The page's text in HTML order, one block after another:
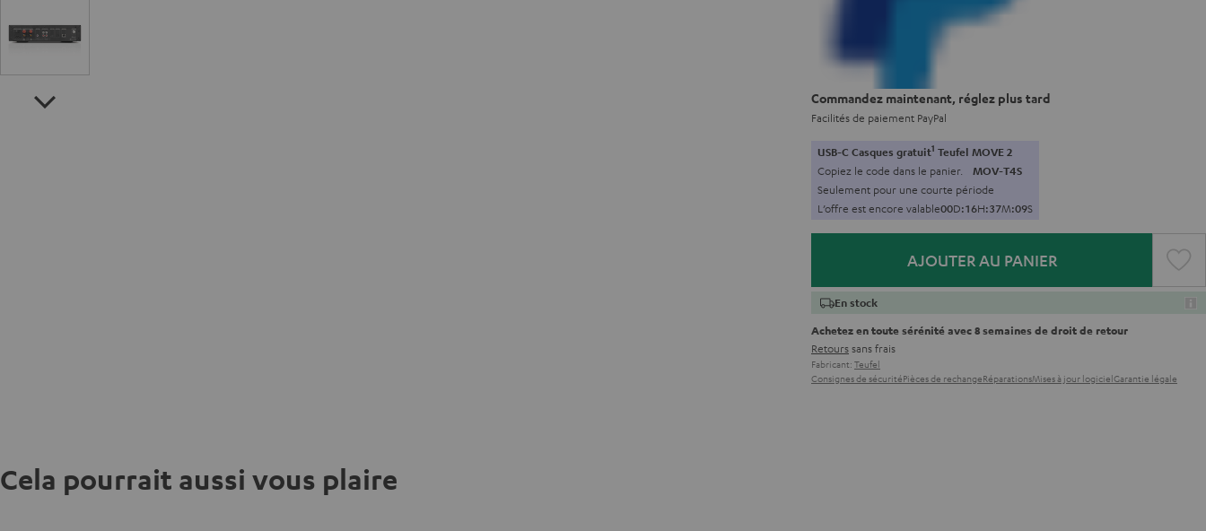
Commandez maintenant, réglez plus tard
Facilités de paiement PayPal
USB-C Casques gratuit1 Teufel MOVE 2
Copiez le code dans le panier. MOV-T4S
Seulement pour une courte période
L’offre est encore valable00D:16H:37M:07S
AJOUTER AU PANIER
En stock
Achetez en toute sérénité avec 8 semaines de droit de retour
Retourssans frais
Fabricant: Teufel
Consignes de sécuritéPièces de rechangeRéparationsMises à jour logicielGarantie légale
Cela pourrait aussi vous plaire